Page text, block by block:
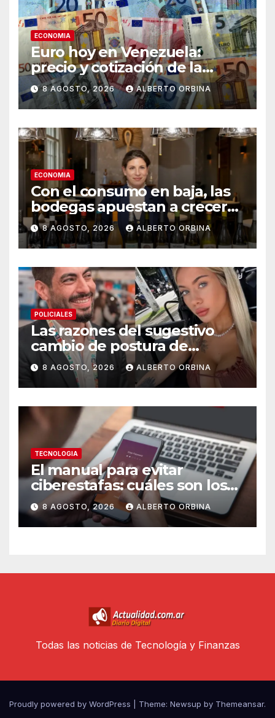
ECONOMIA
Euro hoy en Venezuela:
precio y cotización de la
divisa este sábado 8 de
agosto de 2026
8 AGOSTO, 2026 ALBERTO ORBINA
ECONOMIA
Con el consumo en baja, las
bodegas apuestan a crecer
transformando el vino
argentino en una experiencia
gourmet
8 AGOSTO, 2026 ALBERTO ORBINA
POLICIALES
Las razones del sugestivo
cambio de postura de
Candela Arizaga y los
beneficios de ser un Moyano
8 AGOSTO, 2026 ALBERTO ORBINA
TECNOLOGIA
El manual para evitar
ciberestafas: cuáles son los
engaños más comunes y las
señales de alerta
8 AGOSTO, 2026 ALBERTO ORBINA
Todas las noticias de Tecnología y Finanzas
Proudly powered by WordPress Theme: Newsup by Themeansar.